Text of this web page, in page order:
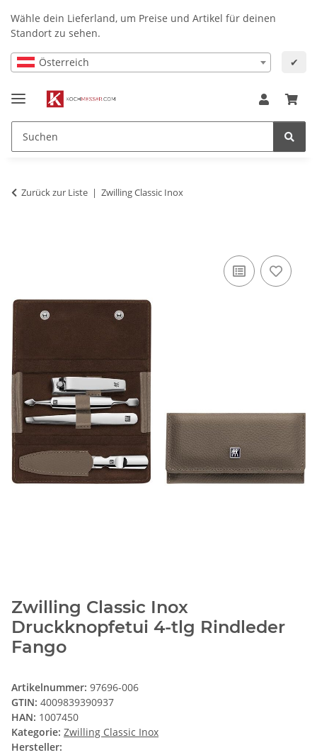
Wähle dein Lieferland, um Preise und Artikel für deinen
Standort zu sehen.
Österreich ✔
Zurück zur Liste Zwilling Classic Inox
Zwilling Classic Inox
Druckknopfetui 4-tlg Rindleder
Fango
Artikelnummer: 97696-006
GTIN: 4009839390937
HAN: 1007450
Kategorie: Zwilling Classic Inox
Hersteller: